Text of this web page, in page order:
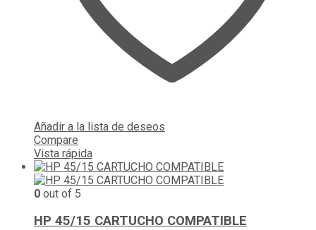
Añadir a la lista de deseos
Compare
Vista rápida
0 out of 5
HP 45/15 CARTUCHO COMPATIBLE